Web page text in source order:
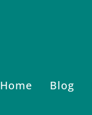
Home Blog